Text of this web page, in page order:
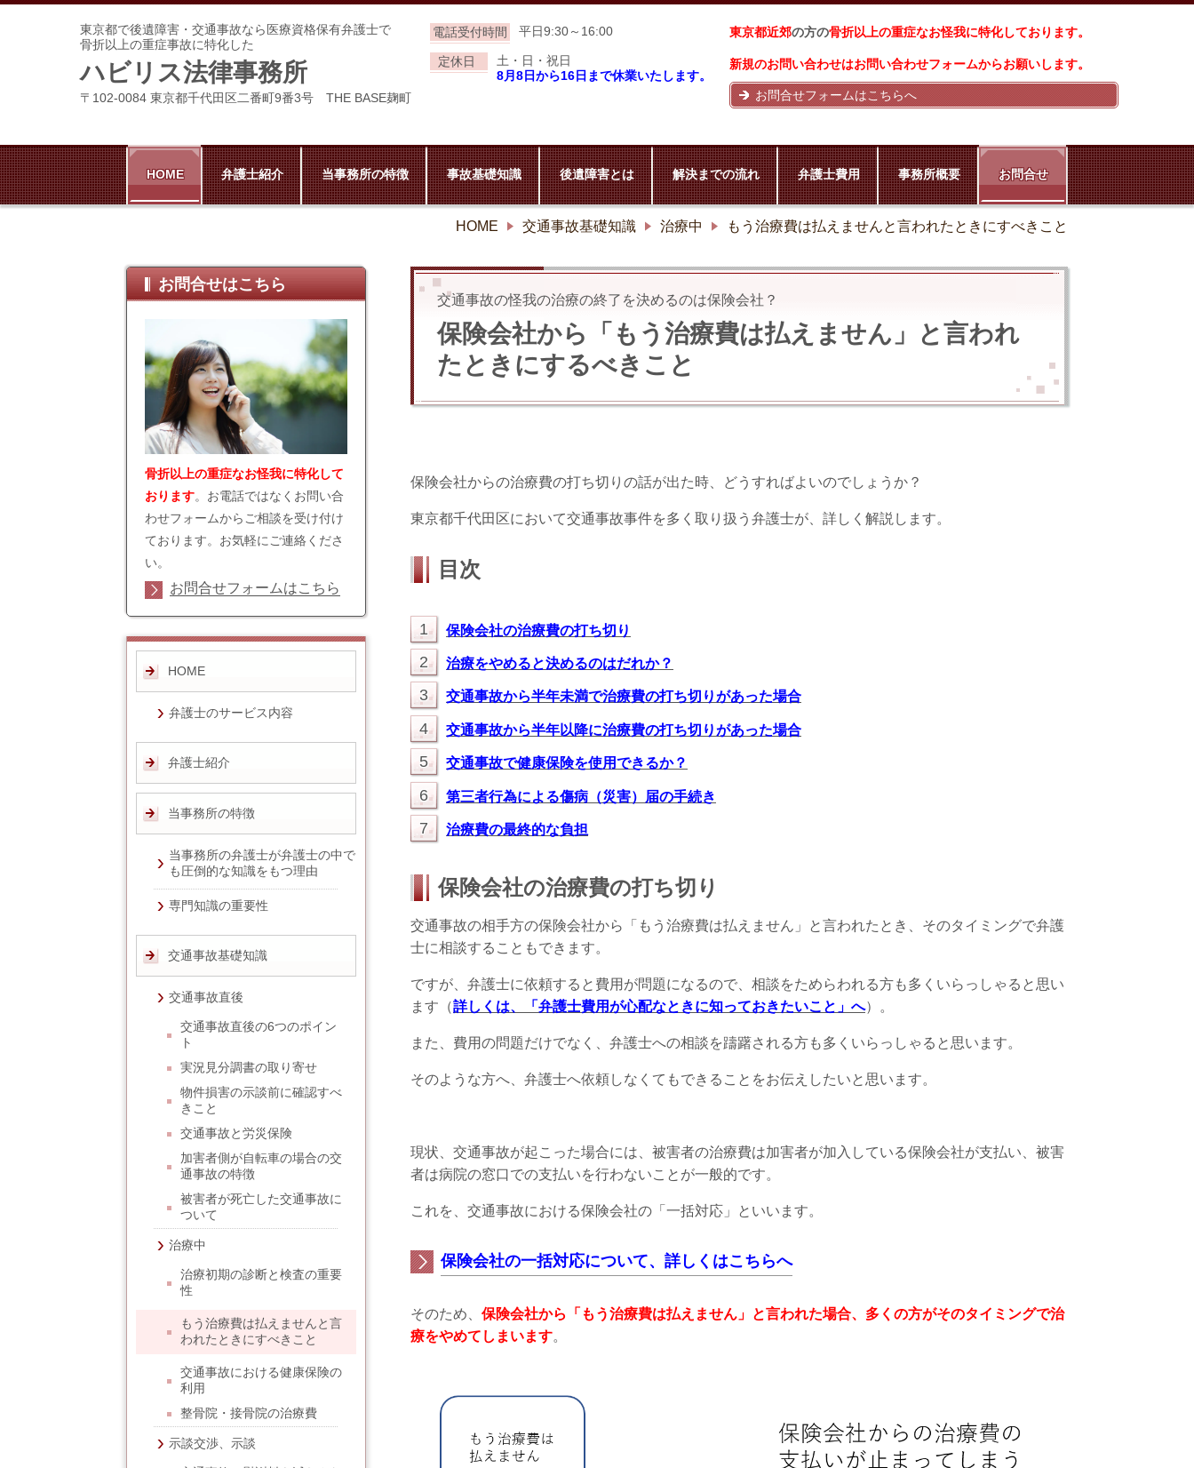
東京都で後遺障害・交通事故なら医療資格保有弁護士で
骨折以上の重症事故に特化した
ハビリス法律事務所
〒102-0084 東京都千代田区二番町9番3号 THE BASE麹町
電話受付時間 平日9:30～16:00
定休日
土・日・祝日
8月8日から16日まで休業いたします。
東京都近郊の方の骨折以上の重症なお怪我に特化しております。
新規のお問い合わせはお問い合わせフォームからお願いします。
お問合せフォームはこちらへ
HOME 弁護士紹介 当事務所の特徴 事故基礎知識 後遺障害とは 解決までの流れ 弁護士費用 事務所概要 お問合せ
HOME 交通事故基礎知識 治療中 もう治療費は払えませんと言われたときにすべきこと
交通事故の怪我の治療の終了を決めるのは保険会社？
保険会社から「もう治療費は払えません」と言われ
たときにするべきこと
保険会社からの治療費の打ち切りの話が出た時、どうすればよいのでしょうか？
東京都千代田区において交通事故事件を多く取り扱う弁護士が、詳しく解説します。
目次
1 保険会社の治療費の打ち切り
2 治療をやめると決めるのはだれか？
3 交通事故から半年未満で治療費の打ち切りがあった場合
4 交通事故から半年以降に治療費の打ち切りがあった場合
5 交通事故で健康保険を使用できるか？
6 第三者行為による傷病（災害）届の手続き
7 治療費の最終的な負担
保険会社の治療費の打ち切り
交通事故の相手方の保険会社から「もう治療費は払えません」と言われたとき、そのタイミングで弁護
士に相談することもできます。
ですが、弁護士に依頼すると費用が問題になるので、相談をためらわれる方も多くいらっしゃると思い
ます（詳しくは、「弁護士費用が心配なときに知っておきたいこと」へ）。
また、費用の問題だけでなく、弁護士への相談を躊躇される方も多くいらっしゃると思います。
そのような方へ、弁護士へ依頼しなくてもできることをお伝えしたいと思います。
現状、交通事故が起こった場合には、被害者の治療費は加害者が加入している保険会社が支払い、被害
者は病院の窓口での支払いを行わないことが一般的です。
これを、交通事故における保険会社の「一括対応」といいます。
保険会社の一括対応について、詳しくはこちらへ
そのため、 保険会社から「もう治療費は払えません」と言われた場合、多くの方がそのタイミングで治
療をやめてしまいます。
お問合せはこちら
骨折以上の重症なお怪我に特化して
おります。お電話ではなくお問い合
わせフォームからご相談を受け付け
ております。お気軽にご連絡くださ
い。
お問合せフォームはこちら
HOME
弁護士のサービス内容
弁護士紹介
当事務所の特徴
当事務所の弁護士が弁護士の中で
も圧倒的な知識をもつ理由
専門知識の重要性
交通事故基礎知識
交通事故直後
交通事故直後の6つのポイン
ト
実況見分調書の取り寄せ
物件損害の示談前に確認すべ
きこと
交通事故と労災保険
加害者側が自転車の場合の交
通事故の特徴
被害者が死亡した交通事故に
ついて
治療中
治療初期の診断と検査の重要
性
もう治療費は払えませんと言
われたときにすべきこと
交通事故における健康保険の
利用
整骨院・接骨院の治療費
示談交渉、示談